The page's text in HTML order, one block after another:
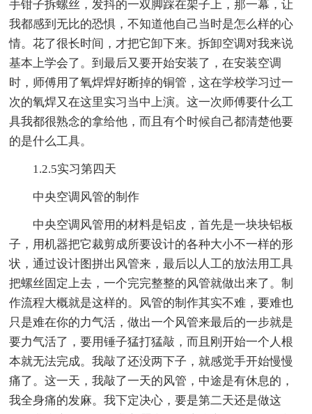
手钳子拆螺丝，发抖的一双脚踩在架子上，那一幕，让
我都感到无比的恐惧，不知道他自己当时是怎么样的心
情。花了很长时间，才把它卸下来。拆卸空调对我来说
基本上学会了。到最后又要开始安装了，在安装空调
时，师傅用了氧焊焊好断掉的铜管，这在学校学习过一
次的氧焊又在这里实习当中上演。这一次师傅要什么工
具我都很熟念的拿给他，而且有个时候自己都清楚他要
的是什么工具。
1.2.5实习第四天
中央空调风管的制作
中央空调风管用的材料是铝皮，首先是一块块铝板
子，用机器把它裁剪成所要设计的各种大小不一样的形
状，通过设计图拼出风管来，最后以人工的放法用工具
把螺丝固定上去，一个完完整整的风管就做出来了。制
作流程大概就是这样的。风管的制作其实不难，要难也
只是难在你的力气活，做出一个风管来最后的一步就是
要力气活了，要用锤子猛打猛敲，而且刚开始一个人根
本就无法完成。我敲了还没两下子，就感觉手开始慢慢
痛了。这一天，我敲了一天的风管，中途是有休息的，
我全身痛的发麻。我下定决心，要是第二天还是做这